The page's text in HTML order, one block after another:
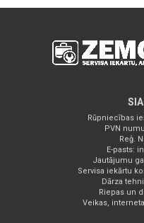
Rūpniecības
PVN
Reģ.
E-pasts:
Jautājumu
Servisa iekārtu
Dārza
Riepas un
Veikas,